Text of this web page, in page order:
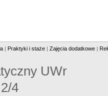
Praktyki i staże Zajęcia dodatkowe
UWr
4